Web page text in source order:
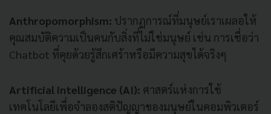
Anthropomorphism: ปรากฏการณ์ที่มนุษย์เราเผลอให้
คุณสมบัติความเป็นคนกับสิ่งที่ไม่ใช่มนุษย์ เช่น การเชื่อว่า
Chatbot ที่คุยด้วยรู้สึกเศร้าหรือมีความสุขได้จริงๆ
Artificial intelligence (AI): ศาสตร์แห่งการใช้
เทคโนโลยีเพื่อจำลองสติปัญญาของมนุษย์ในคอมพิวเตอร์